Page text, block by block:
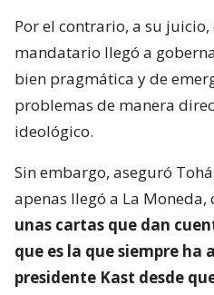
Por el contrario, a su
mandatario llegó a
bien pragmática y de
problemas de manera
ideológico.
Sin embargo, aseguró
apenas llegó a La Moneda,
unas cartas que dan
que es la que siempre ha
presidente Kast desde